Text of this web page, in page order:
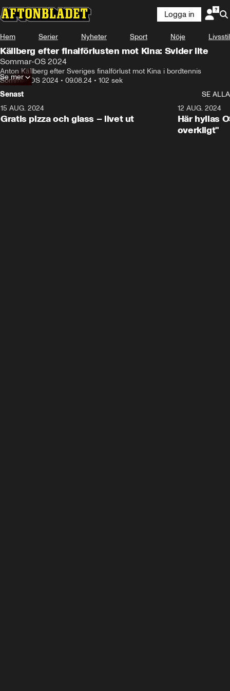
Logga in
Hem Serier Nyheter Sport Nöje Livsstil
Källberg efter finalförlusten mot Kina: Svider lite
Sommar-OS 2024
Anton Källberg efter Sveriges finalförlust mot Kina i bordtennis
Sommar-OS 2024 • 09.08.24 • 102 sek
Se mer
Senast
SE ALLA
15 AUG. 2024
Gratis pizza och glass – livet ut
12 AUG. 2024
Här hyllas
overkligt"